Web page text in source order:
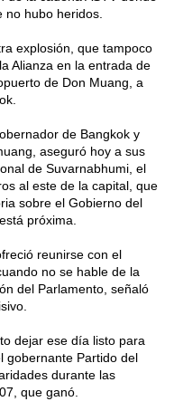
hubo heridos.
explosión, que tampoco
Alianza en la entrada de
de Don Muang, a
de Bangkok y
aseguró hoy a sus
de Suvarnabhumi, el
al este de la capital, que
sobre el Gobierno del
próxima.
reunirse con el
no se hable de la
del Parlamento, señaló
dejar ese día listo para
gobernante Partido del
durante las
que ganó.